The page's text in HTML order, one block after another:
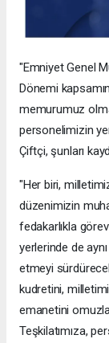
"Emniyet Genel
Dönemi
memurumuz
personelimizin
Çiftçi, şunları
"Her biri,
düzenimizin
fedakarlıkla
yerlerinde de
etmeyi
kudretini,
emanetini
Teşkilatımıza,